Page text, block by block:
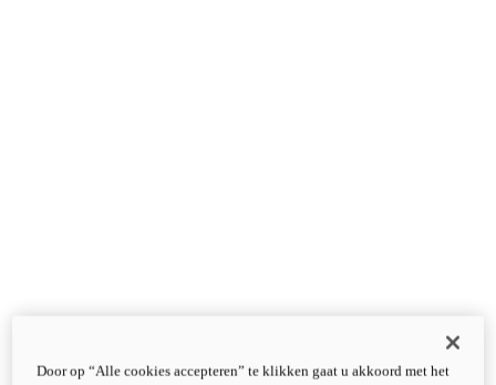
Door op “Alle cookies accepteren” te klikken gaat u akkoord met het